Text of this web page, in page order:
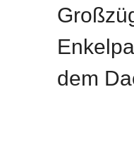
dem